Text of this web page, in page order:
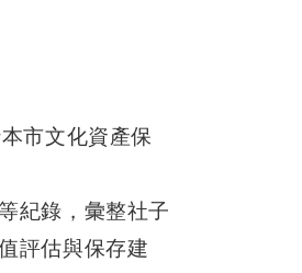
市文化資產保
紀錄，彙整社子
評估與保存建